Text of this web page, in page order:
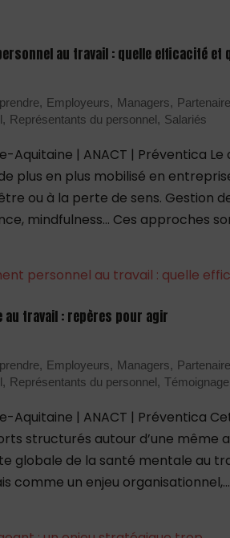
au travail : quelle efficacité et
Employeurs Managers
Représentants du personnel Salariés
Aquitaine | ANACT | Préventica
plus en plus mobilisé en
ou à la perte de sens. Gestion
mindfulness… Ces approches
au travail : repères pour agir
Employeurs Managers
Représentants du personnel Témoignage
Aquitaine | ANACT | Préventica
structurés autour d’une même
globale de la santé mentale au
comme un enjeu organisationnel,...